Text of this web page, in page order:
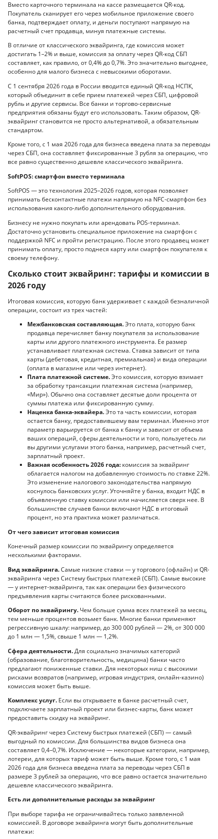
Вместо карточного терминала на кассе размещается QR-код.
Покупатель сканирует его через мобильное приложение своего
банка, подтверждает оплату, и деньги поступают напрямую на
расчетный счет продавца, минуя платежные системы.
В отличие от классического эквайринга, где комиссия может
достигать 1–2% и выше, комиссия за оплату через QR-код СБП
составляет, как правило, от 0,4% до 0,7%. Это значительно выгоднее,
особенно для малого бизнеса с невысокими оборотами.
С 1 сентября 2026 года в России вводится единый QR-код НСПК,
который объединит в себе прием платежей через СБП, цифровой
рубль и другие сервисы. Все банки и торгово-сервисные
предприятия обязаны будут его использовать. Таким образом, QR-
эквайринг становится не просто альтернативой, а обязательным
стандартом.
Кроме того, с 1 мая 2026 года для бизнеса введена плата за переводы
через СБП, она составляет фиксированные 3 рубля за операцию, что
все равно существенно дешевле классического эквайринга.
SoftPOS: смартфон вместо терминала
SoftPOS — это технология 2025–2026 годов, которая позволяет
принимать бесконтактные платежи напрямую на NFC-смартфон без
использования какого-либо дополнительного оборудования.
Бизнесу не нужно покупать или арендовать POS-терминал.
Достаточно установить специальное приложение на смартфон с
поддержкой NFC и пройти регистрацию. После этого продавец может
принимать оплату, просто поднеся карту или смартфон покупателя к
своему телефону.
Сколько стоит эквайринг: тарифы и комиссии в
2026 году
Итоговая комиссия, которую банк удерживает с каждой безналичной
операции, состоит из трех частей:
Межбанковская составляющая.Это плата, которую банк
продавца перечисляет банку покупателя за использование
карты или другого платежного инструмента. Ее размер
устанавливает платежная система. Ставка зависит от типа
карты (дебетовая, кредитная, премиальная) и вида операции
(оплата в магазине или через интернет).
Плата платежной системе.Это комиссия, которую взимает
за обработку трансакции платежная система (например,
«Мир»). Обычно она составляет десятые доли процента от
суммы платежа или фиксированную сумму.
Наценка банка-эквайера.Это та часть комиссии, которая
остается банку, предоставившему вам терминал. Именно этот
параметр варьируется от банка к банку и зависит от объема
ваших операций, сферы деятельности и того, пользуетесь ли
вы другими услугами этого банка, например, расчетный счет,
зарплатный проект.
Важная особенность 2026 года: комиссия за эквайринг
облагается налогом на добавленную стоимость по ставке 22%.
Это изменение налогового законодательства напрямую
коснулось банковских услуг. Уточняйте у банка, входит НДС в
объявленную ставку комиссии или начисляется сверх нее. В
большинстве случаев банки включают НДС в итоговый
процент, но эта практика может различаться.
От чего зависит итоговая комиссия
Конечный размер комиссии по эквайрингу определяется
несколькими факторами.
Вид эквайринга.Самые низкие ставки — у торгового (офлайн) и QR-
эквайринга через Систему быстрых платежей (СБП). Самые высокие
— у интернет-эквайринга, так как операции без физического
предъявления карты считаются более рискованными.
Оборот по эквайрингу. Чем больше сумма всех платежей за месяц,
тем меньше процентов возьмет банк. Многие банки применяют
регрессивную шкалу: например, до 300 000 рублей — 2%, от 300 000
до 1 млн — 1,5%, свыше 1 млн — 1,2%.
Сфера деятельности.Для социально значимых категорий
(образование, благотворительность, медицина) банки часто
предлагают пониженные ставки. Для некоторых ниш с высокими
рисками возвратов (например, игровая индустрия, онлайн-казино)
комиссия может быть выше.
Комплекс услуг. Если вы открываете в банке расчетный счет,
подключаете зарплатный проект или бизнес-карты, банк может
предоставить скидку на эквайринг.
QR-эквайринг через Систему быстрых платежей (СБП) — самый
выгодный по комиссии. Для большинства видов бизнеса она
составляет 0,4–0,7%. Исключение — некоторые категории, например,
лотереи, для которых тариф может быть выше. Кроме того, с 1 мая
2026 года для бизнеса введена плата за переводы через СБП в
размере 3 рублей за операцию, что все равно остается значительно
дешевле классического эквайринга.
Есть ли дополнительные расходы за эквайринг
При выборе тарифа не ограничивайтесь только заявленной
комиссией. В договоре эквайринга могут быть дополнительные
платежи: